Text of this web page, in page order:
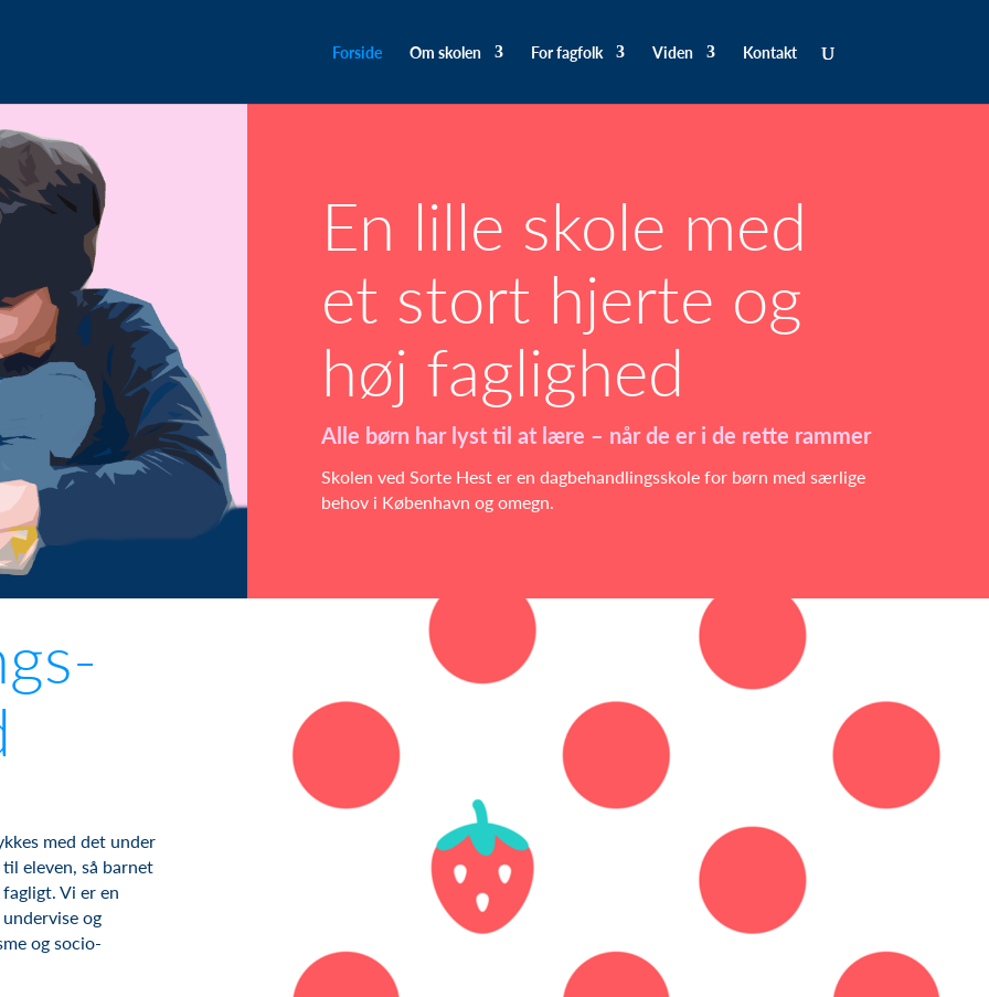
Forside Om skolen For fagfolk Viden Kontakt
En lille skole med
et stort hjerte og
høj faglighed
Alle børn har lyst til at lære – når de er i de rette rammer
Skolen ved Sorte Hest er en dagbehandlingsskole for børn med særlige
behov i København og omegn.
med det under
eleven, så barnet
Vi er en
og
og socio-